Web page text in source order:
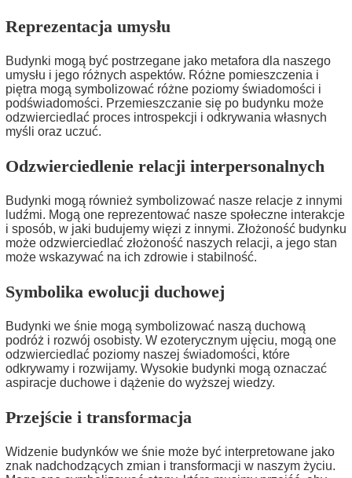
Reprezentacja umysłu
Budynki mogą być postrzegane jako metafora dla naszego
umysłu i jego różnych aspektów. Różne pomieszczenia i
piętra mogą symbolizować różne poziomy świadomości i
podświadomości. Przemieszczanie się po budynku może
odzwierciedlać proces introspekcji i odkrywania własnych
myśli oraz uczuć.
Odzwierciedlenie relacji interpersonalnych
Budynki mogą również symbolizować nasze relacje z innymi
ludźmi. Mogą one reprezentować nasze społeczne interakcje
i sposób, w jaki budujemy więzi z innymi. Złożoność budynku
może odzwierciedlać złożoność naszych relacji, a jego stan
może wskazywać na ich zdrowie i stabilność.
Symbolika ewolucji duchowej
Budynki we śnie mogą symbolizować naszą duchową
podróż i rozwój osobisty. W ezoterycznym ujęciu, mogą one
odzwierciedlać poziomy naszej świadomości, które
odkrywamy i rozwijamy. Wysokie budynki mogą oznaczać
aspiracje duchowe i dążenie do wyższej wiedzy.
Przejście i transformacja
Widzenie budynków we śnie może być interpretowane jako
znak nadchodzących zmian i transformacji w naszym życiu.